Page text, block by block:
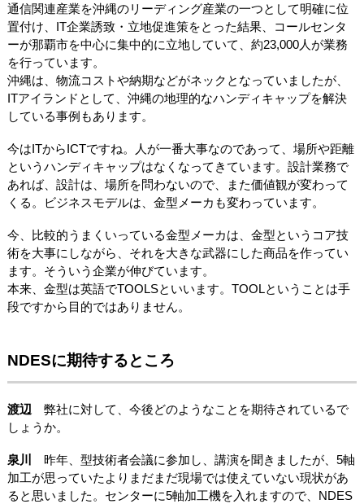
通信関連産業を沖縄のリーディング産業の一つとして明確に位
置付け、IT企業誘致・立地促進策をとった結果、コールセンタ
ーが那覇市を中心に集中的に立地していて、約23,000人が業務
を行っています。
沖縄は、物流コストや納期などがネックとなっていましたが、
ITアイランドとして、沖縄の地理的なハンディキャップを解決
している事例もあります。
今はITからICTですね。人が一番大事なのであって、場所や距離
というハンディキャップはなくなってきています。設計業務で
あれば、設計は、場所を問わないので、また価値観が変わって
くる。ビジネスモデルは、金型メーカも変わっています。
今、比較的うまくいっている金型メーカは、金型というコア技
術を大事にしながら、それを大きな武器にした商品を作ってい
ます。そういう企業が伸びています。
本来、金型は英語でTOOLSといいます。TOOLということは手
段ですから目的ではありません。
NDESに期待するところ
渡辺 弊社に対して、今後どのようなことを期待されているで
しょうか。
泉川
昨年、型技術者会議に参加し、講演を聞きましたが、5軸
加工が思っていたよりまだまだ現場では使えていない現状があ
ると思いました。センターに5軸加工機を入れますので、NDES